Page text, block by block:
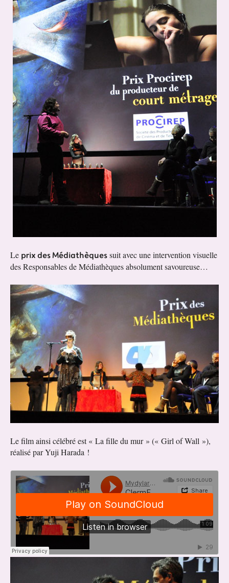
Le prix des Médiathèquessuit avec une intervention visuelle
des Responsables de Médiathèques absolument savoureuse…
Le film ainsi célébré est « La fille du mur » (« Girl of Wall »),
réalisé par Yuji Harada !